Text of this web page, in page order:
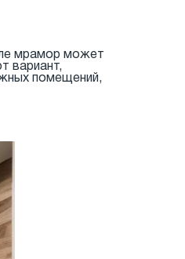
мрамор может
вариант,
помещений,